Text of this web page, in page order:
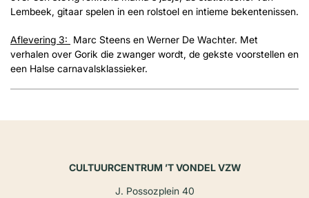
Lembeek, gitaar spelen in een rolstoel en intieme bekentenissen.
Aflevering 3: Marc Steens en Werner De Wachter. Met
verhalen over Gorik die zwanger wordt, de gekste voorstellen en
een Halse carnavalsklassieker.
CULTUURCENTRUM ’T VONDEL VZW
J. Possozplein 40